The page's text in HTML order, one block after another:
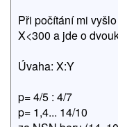
Při počítání mi
X<300 a jde o
Úvaha: X:Y
p= 4/5 : 4/7
p= 1,4... 14/10